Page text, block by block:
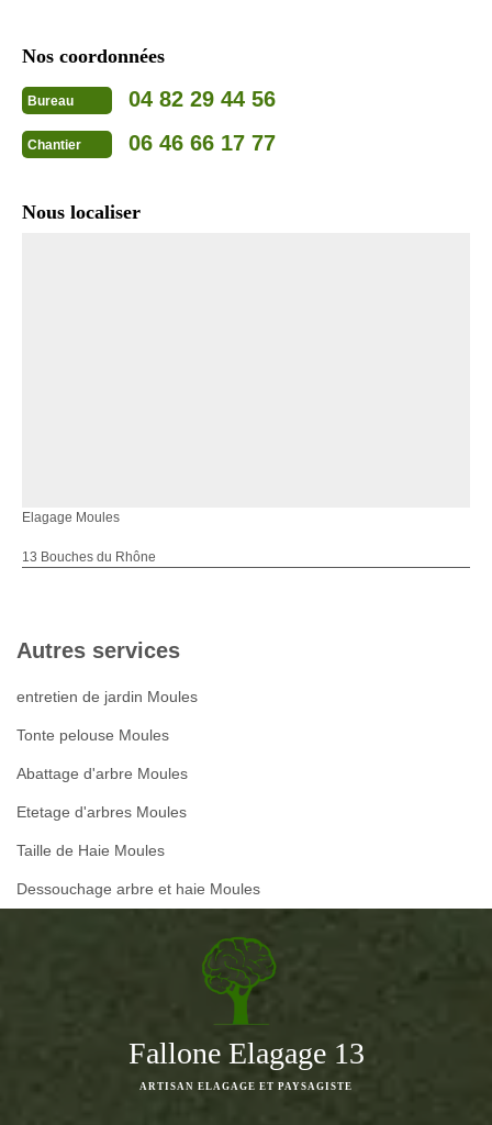
Nos coordonnées
Bureau 04 82 29 44 56
Chantier 06 46 66 17 77
Nous localiser
Elagage Moules
13 Bouches du Rhône
Autres services
entretien de jardin Moules
Tonte pelouse Moules
Abattage d'arbre Moules
Etetage d'arbres Moules
Taille de Haie Moules
Dessouchage arbre et haie Moules
Fallone Elagage 13
ARTISAN ELAGAGE ET PAYSAGISTE